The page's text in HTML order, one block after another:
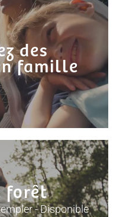
des
famille
forêt
- Disponible